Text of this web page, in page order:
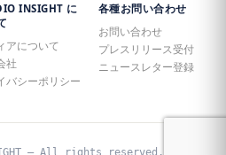
INSIGHT に
アについて
社
バシーポリシー
各種お問い合わせ
お問い合わせ
プレスリリース受付
ニュースレター登録
— All rights reserved.